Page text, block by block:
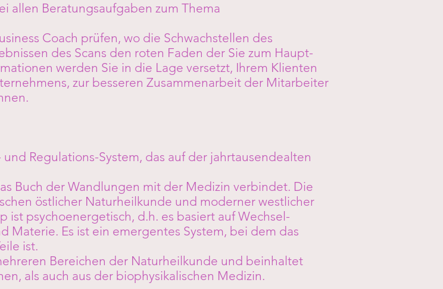
allen Beratungsaufgaben zum Thema
Coach prüfen, wo die Schwachstellen des
des Scans den roten Faden der Sie zum Haupt-
werden Sie in die Lage versetzt, Ihrem Klienten
zur besseren Zusammenarbeit der Mitarbeiter
und Regulations-System, das auf der jahrtausendealten
Buch der Wandlungen mit der Medizin verbindet. Die
östlicher Naturheilkunde und moderner westlicher
ist psychoenergetisch, d.h. es basiert auf Wechsel-
Materie. Es ist ein emergentes System, bei dem das
ist.
Bereichen der Naturheilkunde und beinhaltet
als auch aus der biophysikalischen Medizin.